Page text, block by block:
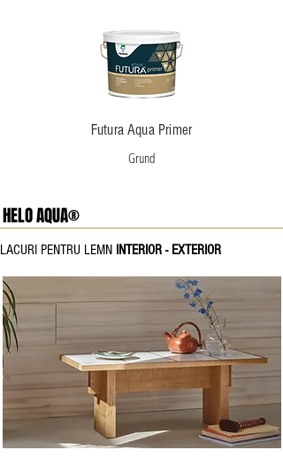
Futura Aqua Primer
Grund
HELO AQUA®
LACURI PENTRU LEMN INTERIOR - EXTERIOR